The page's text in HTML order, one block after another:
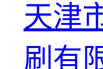
天津
刷有